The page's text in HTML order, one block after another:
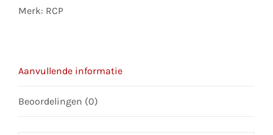
Merk: RCP
Aanvullende informatie
Beoordelingen (0)